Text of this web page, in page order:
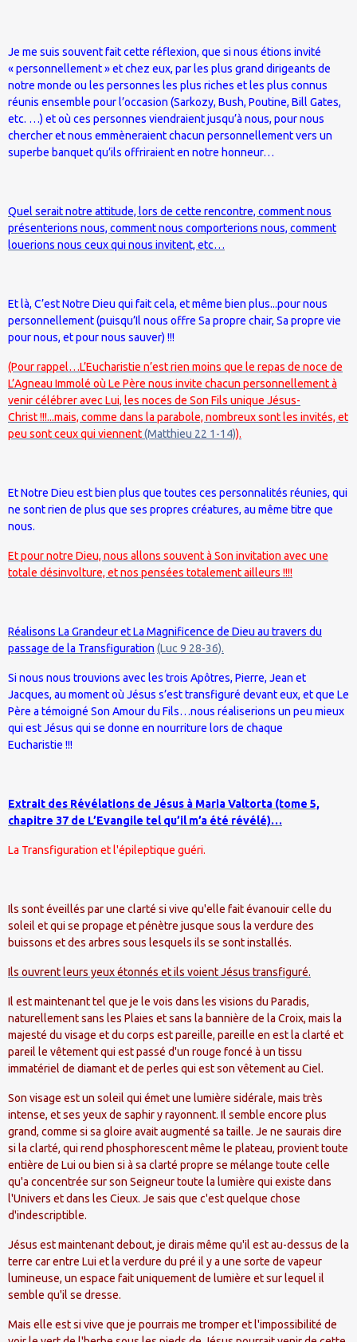
Je me suis souvent fait cette réflexion, que si nous étions invité
« personnellement » et chez eux, par les plus grand dirigeants de
notre monde ou les personnes les plus riches et les plus connus
réunis ensemble pour l’occasion (Sarkozy, Bush, Poutine, Bill Gates,
etc. …) et où ces personnes viendraient jusqu’à nous, pour nous
chercher et nous emmèneraient chacun personnellement vers un
superbe banquet qu’ils offriraient en notre honneur…
Quel serait notre attitude, lors de cette rencontre, comment nous
présenterions nous, comment nous comporterions nous, comment
louerions nous ceux qui nous invitent, etc…
Et là, C’est Notre Dieu qui fait cela, et même bien plus...pour nous
personnellement (puisqu’Il nous offre Sa propre chair, Sa propre vie
pour nous, et pour nous sauver) !!!
(Pour rappel…L’Eucharistie n’est rien moins que le repas de noce de
L’Agneau Immolé où Le Père nous invite chacun personnellement à
venir célébrer avec Lui, les noces de Son Fils unique Jésus-
Christ !!!...mais, comme dans la parabole, nombreux sont les invités, et
peu sont ceux qui viennent(Matthieu 22 1-14)).
Et Notre Dieu est bien plus que toutes ces personnalités réunies, qui
ne sont rien de plus que ses propres créatures, au même titre que
nous.
Et pour notre Dieu, nous allons souvent à Son invitation avec une
totale désinvolture, et nos pensées totalement ailleurs !!!!
Réalisons La Grandeur et La Magnificence de Dieu au travers du
passage de la Transfiguration (Luc 9 28-36).
Si nous nous trouvions avec les trois Apôtres, Pierre, Jean et
Jacques, au moment où Jésus s’est transfiguré devant eux, et que Le
Père a témoigné Son Amour du Fils…nous réaliserions un peu mieux
qui est Jésus qui se donne en nourriture lors de chaque
Eucharistie !!!
Extrait des Révélations de Jésus à Maria Valtorta (tome 5,
chapitre 37 de L’Evangile tel qu’il m’a été révélé)…
La Transfiguration et l'épileptique guéri.
Ils sont éveillés par une clarté si vive qu'elle fait évanouir celle du
soleil et qui se propage et pénètre jusque sous la verdure des
buissons et des arbres sous lesquels ils se sont installés.
Ils ouvrent leurs yeux étonnés et ils voient Jésus transfiguré.
Il est maintenant tel que je le vois dans les visions du Paradis,
naturellement sans les Plaies et sans la bannière de la Croix, mais la
majesté du visage et du corps est pareille, pareille en est la clarté et
pareil le vêtement qui est passé d'un rouge foncé à un tissu
immatériel de diamant et de perles qui est son vêtement au Ciel.
Son visage est un soleil qui émet une lumière sidérale, mais très
intense, et ses yeux de saphir y rayonnent. Il semble encore plus
grand, comme si sa gloire avait augmenté sa taille. Je ne saurais dire
si la clarté, qui rend phosphorescent même le plateau, provient toute
entière de Lui ou bien si à sa clarté propre se mélange toute celle
qu'a concentrée sur son Seigneur toute la lumière qui existe dans
l'Univers et dans les Cieux. Je sais que c'est quelque chose
d'indescriptible.
Jésus est maintenant debout, je dirais même qu'il est au-dessus de la
terre car entre Lui et la verdure du pré il y a une sorte de vapeur
lumineuse, un espace fait uniquement de lumière et sur lequel il
semble qu'il se dresse.
Mais elle est si vive que je pourrais me tromper et l'impossibilité de